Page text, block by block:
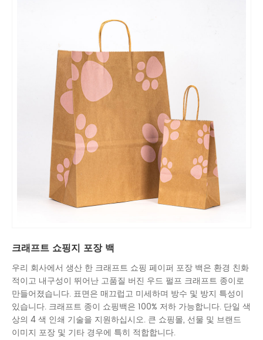
크래프트 쇼핑지 포장 백
우리 회사에서 생산 한 크래프트 쇼핑 페이퍼 포장 백은 환경 친화
적이고 내구성이 뛰어난 고품질 버진 우드 펄프 크래프트 종이로
만들어졌습니다. 표면은 매끄럽고 미세하며 방수 및 방지 특성이
있습니다. 크래프트 종이 쇼핑백은 100% 저하 가능합니다. 단일 색
상의 4 색 인쇄 기술을 지원하십시오. 큰 쇼핑몰, 선물 및 브랜드
이미지 포장 및 기타 경우에 특히 적합합니다.